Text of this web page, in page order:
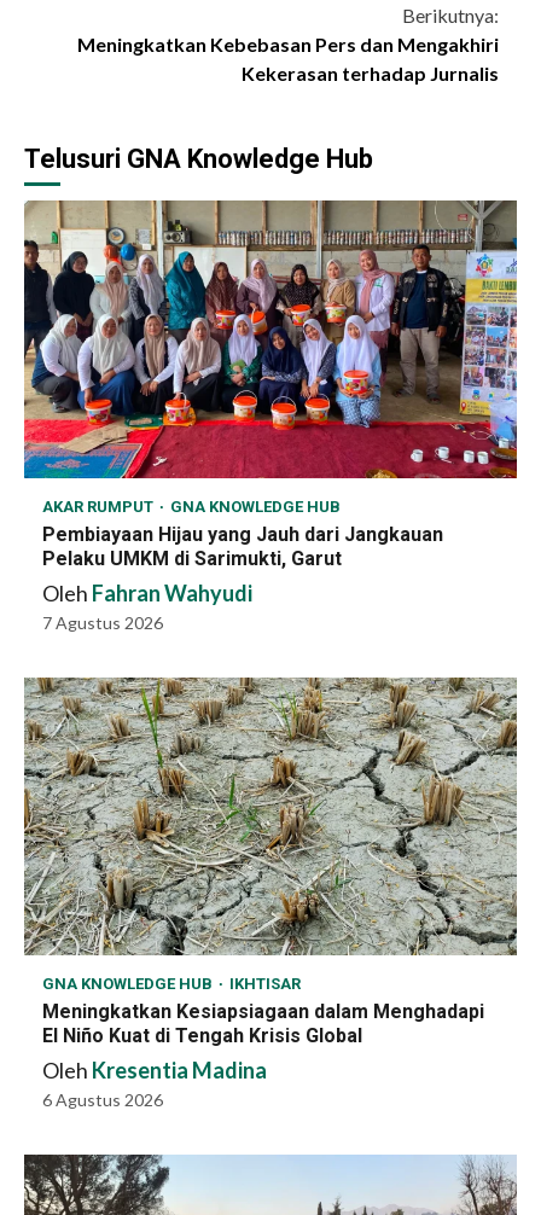
Berikutnya:
Meningkatkan Kebebasan Pers dan Mengakhiri
Kekerasan terhadap Jurnalis
Telusuri GNA Knowledge Hub
AKAR RUMPUT GNA KNOWLEDGE HUB
Pembiayaan Hijau yang Jauh dari Jangkauan
Pelaku UMKM di Sarimukti, Garut
Oleh Fahran Wahyudi
7 Agustus 2026
GNA KNOWLEDGE HUB IKHTISAR
Meningkatkan Kesiapsiagaan dalam Menghadapi
El Niño Kuat di Tengah Krisis Global
Oleh Kresentia Madina
6 Agustus 2026